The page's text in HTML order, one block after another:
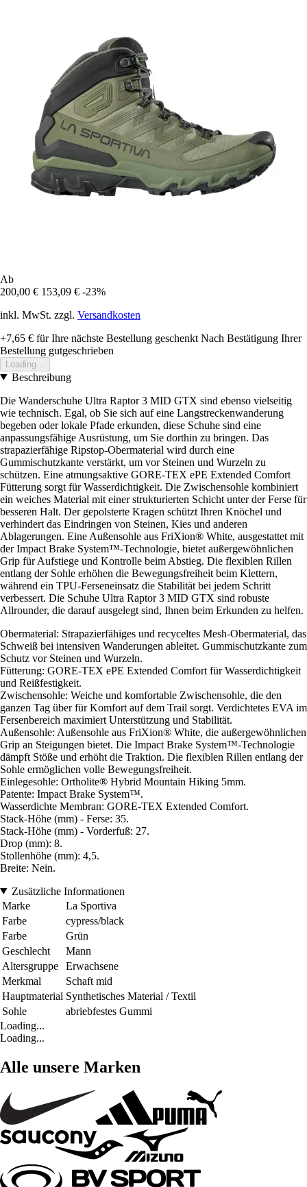
Ab
200,00 € 153,09 € -23%
inkl. MwSt. zzgl. Versandkosten
+7,65 € für Ihre nächste Bestellung geschenkt Nach Bestätigung Ihrer
Bestellung gutgeschrieben
Loading...
Beschreibung
Die Wanderschuhe Ultra Raptor 3 MID GTX sind ebenso vielseitig
wie technisch. Egal, ob Sie sich auf eine Langstreckenwanderung
begeben oder lokale Pfade erkunden, diese Schuhe sind eine
anpassungsfähige Ausrüstung, um Sie dorthin zu bringen. Das
strapazierfähige Ripstop-Obermaterial wird durch eine
Gummischutzkante verstärkt, um vor Steinen und Wurzeln zu
schützen. Eine atmungsaktive GORE-TEX ePE Extended Comfort
Fütterung sorgt für Wasserdichtigkeit. Die Zwischensohle kombiniert
ein weiches Material mit einer strukturierten Schicht unter der Ferse für
besseren Halt. Der gepolsterte Kragen schützt Ihren Knöchel und
verhindert das Eindringen von Steinen, Kies und anderen
Ablagerungen. Eine Außensohle aus FriXion® White, ausgestattet mit
der Impact Brake System™-Technologie, bietet außergewöhnlichen
Grip für Aufstiege und Kontrolle beim Abstieg. Die flexiblen Rillen
entlang der Sohle erhöhen die Bewegungsfreiheit beim Klettern,
während ein TPU-Ferseneinsatz die Stabilität bei jedem Schritt
verbessert. Die Schuhe Ultra Raptor 3 MID GTX sind robuste
Allrounder, die darauf ausgelegt sind, Ihnen beim Erkunden zu helfen.
Obermaterial: Strapazierfähiges und recyceltes Mesh-Obermaterial, das
Schweiß bei intensiven Wanderungen ableitet. Gummischutzkante zum
Schutz vor Steinen und Wurzeln.
Fütterung: GORE-TEX ePE Extended Comfort für Wasserdichtigkeit
und Reißfestigkeit.
Zwischensohle: Weiche und komfortable Zwischensohle, die den
ganzen Tag über für Komfort auf dem Trail sorgt. Verdichtetes EVA im
Fersenbereich maximiert Unterstützung und Stabilität.
Außensohle: Außensohle aus FriXion® White, die außergewöhnlichen
Grip an Steigungen bietet. Die Impact Brake System™-Technologie
dämpft Stöße und erhöht die Traktion. Die flexiblen Rillen entlang der
Sohle ermöglichen volle Bewegungsfreiheit.
Einlegesohle: Ortholite® Hybrid Mountain Hiking 5mm.
Patente: Impact Brake System™.
Wasserdichte Membran: GORE-TEX Extended Comfort.
Stack-Höhe (mm) - Ferse: 35.
Stack-Höhe (mm) - Vorderfuß: 27.
Drop (mm): 8.
Stollenhöhe (mm): 4,5.
Breite: Nein.
Zusätzliche Informationen
Marke
La Sportiva
Farbe
cypress/black
Farbe
Grün
Geschlecht
Mann
Altersgruppe
Erwachsene
Merkmal
Schaft mid
Hauptmaterial Synthetisches Material / Textil
Sohle
abriebfestes Gummi
Loading...
Loading...
Alle unsere Marken